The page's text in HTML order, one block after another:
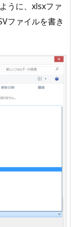
うに、xlsxファ
ファイルを書き